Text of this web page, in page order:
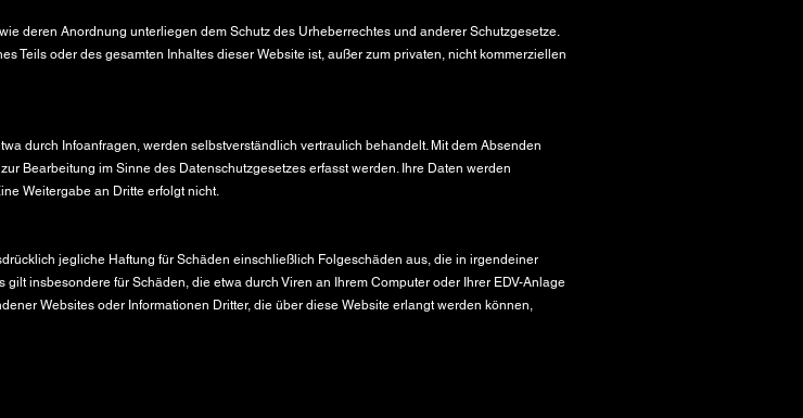
deren Anordnung unterliegen dem Schutz des Urheberrechtes und anderer Schutzgesetze.
Teils oder des gesamten Inhaltes dieser Website ist, außer zum privaten, nicht kommerziellen
durch Infoanfragen, werden selbstverständlich vertraulich behandelt. Mit dem Absenden
Bearbeitung im Sinne des Datenschutzgesetzes erfasst werden. Ihre Daten werden
Weitergabe an Dritte erfolgt nicht.
jegliche Haftung für Schäden einschließlich Folgeschäden aus, die in irgendeiner
insbesondere für Schäden, die etwa durch Viren an Ihrem Computer oder Ihrer EDV-Anlage
Websites oder Informationen Dritter, die über diese Website erlangt werden können,